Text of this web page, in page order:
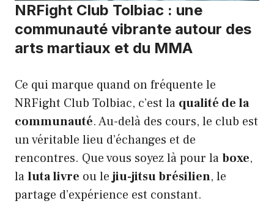
NRFight Club Tolbiac : une
communauté vibrante autour des
arts martiaux et du MMA
Ce qui marque quand on fréquente le
NRFight Club Tolbiac, c’est la qualité de la
communauté. Au-delà des cours, le club est
un véritable lieu d’échanges et de
rencontres. Que vous soyez là pour laboxe,
laluta livre ou lejiu-jitsu brésilien, le
partage d’expérience est constant.